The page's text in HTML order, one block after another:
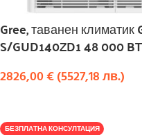
Gree, таванен
S/GUD140ZD1 48 000
2826,00€(5527,18лв.)
БЕЗПЛАТНА КОНСУЛТАЦИЯ